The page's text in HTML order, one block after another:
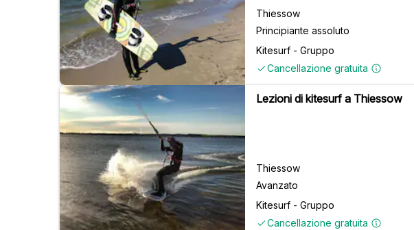
Thiessow
Principiante assoluto
Kitesurf - Gruppo
Cancellazione gratuita
Lezioni di kitesurf a Thiessow
Thiessow
Avanzato
Kitesurf - Gruppo
Cancellazione gratuita